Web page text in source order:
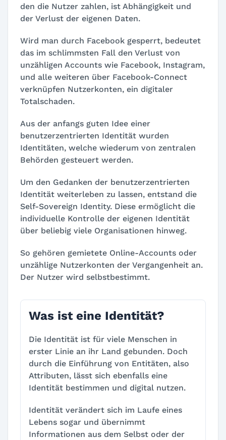
den die Nutzer zahlen, ist Abhängigkeit und
der Verlust der eigenen Daten.
Wird man durch Facebook gesperrt, bedeutet
das im schlimmsten Fall den Verlust von
unzähligen Accounts wie Facebook, Instagram,
und alle weiteren über Facebook-Connect
verknüpfen Nutzerkonten, ein digitaler
Totalschaden.
Aus der anfangs guten Idee einer
benutzerzentrierten Identität wurden
Identitäten, welche wiederum von zentralen
Behörden gesteuert werden.
Um den Gedanken der benutzerzentrierten
Identität weiterleben zu lassen, entstand die
Self-Sovereign Identity. Diese ermöglicht die
individuelle Kontrolle der eigenen Identität
über beliebig viele Organisationen hinweg.
So gehören gemietete Online-Accounts oder
unzählige Nutzerkonten der Vergangenheit an.
Der Nutzer wird selbstbestimmt.
Was ist eine Identität?
Die Identität ist für viele Menschen in
erster Linie an ihr Land gebunden. Doch
durch die Einführung von Entitäten, also
Attributen, lässt sich ebenfalls eine
Identität bestimmen und digital nutzen.
Identität verändert sich im Laufe eines
Lebens sogar und übernimmt
Informationen aus dem Selbst oder der